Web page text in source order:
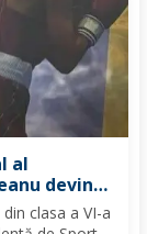
al
devine
clasa a VI-a